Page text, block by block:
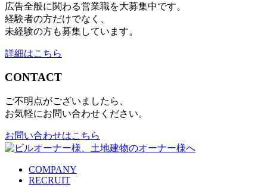
広告全般に関わる営業職を大募集中です。
経験者の方だけでなく、
未経験の方も募集しています。
詳細はこちら
CONTACT
ご不明点がございましたら、
お気軽にお問い合わせください。
お問い合わせはこちら
COMPANY
RECRUIT